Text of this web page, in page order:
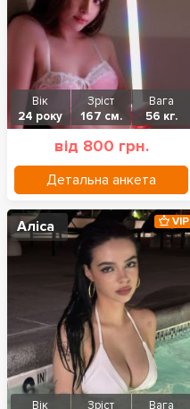
Вік
24 року
Зріст
167 см.
Вага
56 кг.
від 800 грн.
Детальна анкета
Аліса
Вік
Зріст
Вага
VIP